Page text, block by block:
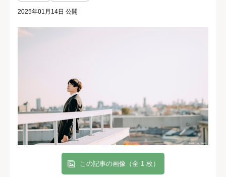
2025年01月14日 公開
この記事の画像（全 1 枚）